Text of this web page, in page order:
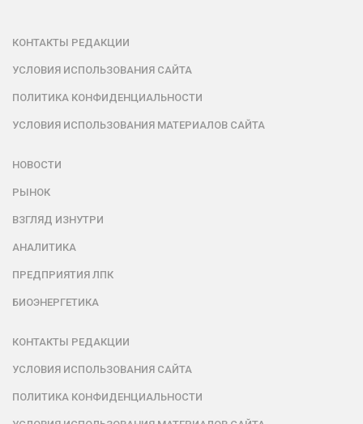
КОНТАКТЫ РЕДАКЦИИ
УСЛОВИЯ ИСПОЛЬЗОВАНИЯ САЙТА
ПОЛИТИКА КОНФИДЕНЦИАЛЬНОСТИ
УСЛОВИЯ ИСПОЛЬЗОВАНИЯ МАТЕРИАЛОВ САЙТА
НОВОСТИ
РЫНОК
ВЗГЛЯД ИЗНУТРИ
АНАЛИТИКА
ПРЕДПРИЯТИЯ ЛПК
БИОЭНЕРГЕТИКА
КОНТАКТЫ РЕДАКЦИИ
УСЛОВИЯ ИСПОЛЬЗОВАНИЯ САЙТА
ПОЛИТИКА КОНФИДЕНЦИАЛЬНОСТИ